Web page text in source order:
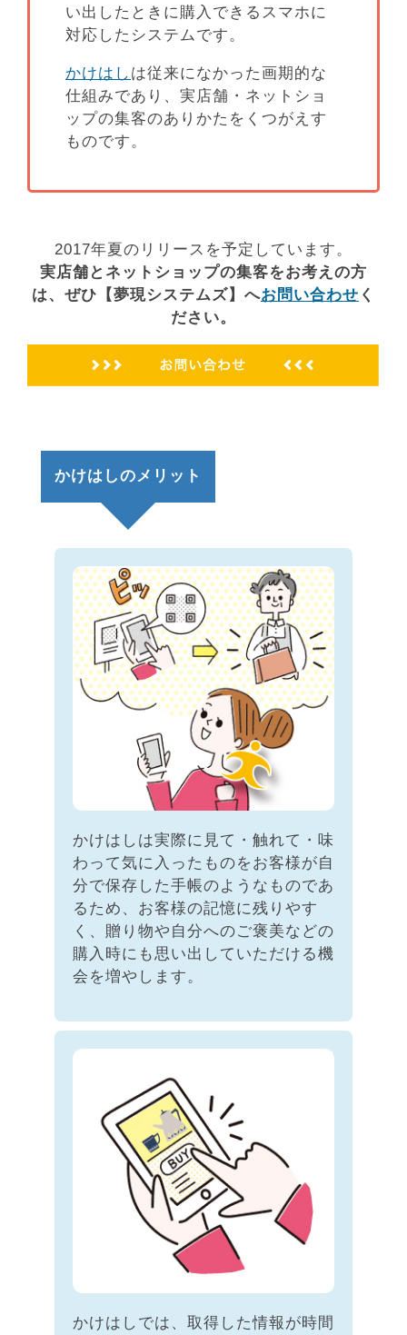
い出したときに購入できるスマホに
対応したシステムです。
かけはし は従来になかった画期的な
仕組みであり、実店舗・ネットショ
ップの集客のありかたをくつがえす
ものです。
2017年夏のリリースを予定しています。
実店舗とネットショップの集客をお考えの方
は、ぜひ【夢現システムズ】へお問い合わせ く
ださい。
かけはしのメリット
かけはしは実際に見て・触れて・味
わって気に入ったものをお客様が自
分で保存した手帳のようなものであ
るため、お客様の記憶に残りやす
く、贈り物や自分へのご褒美などの
購入時にも思い出していただける機
会を増やします。
かけはしでは、取得した情報が時間